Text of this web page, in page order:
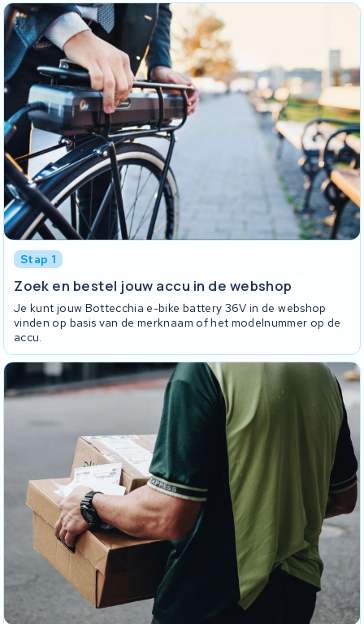
Stap 1
Zoek en bestel jouw accu in de webshop
Je kunt jouw Bottecchia e-bike battery 36V in de webshop
vinden op basis van de merknaam of het modelnummer op de
accu.